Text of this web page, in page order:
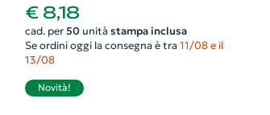
€ 8,18
cad. per 50unità stampa inclusa
Se ordini oggi la consegna è tra 11/08 e il
13/08
Novità!